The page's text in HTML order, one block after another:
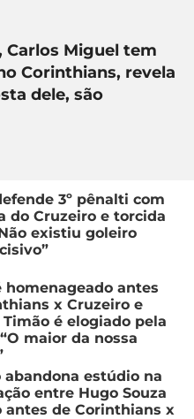
Carlos Miguel tem
Corinthians, revela
dele, são
3º pênalti com
do Cruzeiro e torcida
existiu goleiro
homenageado antes
x Cruzeiro e
é elogiado pela
maior da nossa
abandona estúdio na
entre Hugo Souza
antes de Corinthians x